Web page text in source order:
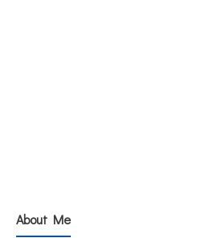
About Me